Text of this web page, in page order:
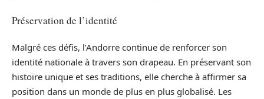
Préservation de l’identité
Malgré ces défis, l’Andorre continue de renforcer son
identité nationale à travers son drapeau. En préservant son
histoire unique et ses traditions, elle cherche à affirmer sa
position dans un monde de plus en plus globalisé. Les